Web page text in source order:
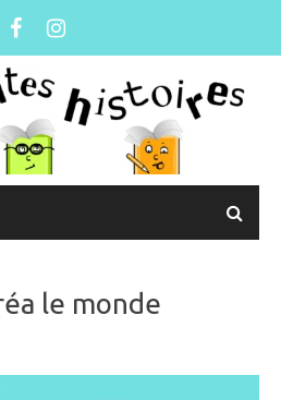
le monde